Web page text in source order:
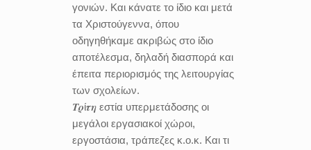
γονιών. Και κάνατε το ίδιο και μετά
τα Χριστούγεννα, όπου
οδηγηθήκαμε ακριβώς στο ίδιο
αποτέλεσμα, δηλαδή διασπορά και
έπειτα περιορισμός της λειτουργίας
των σχολείων.
𝜯𝝆ί𝝉𝜼 εστία υπερμετάδοσης οι
μεγάλοι εργασιακοί χώροι,
εργοστάσια, τράπεζες κ.ο.κ. Και τι